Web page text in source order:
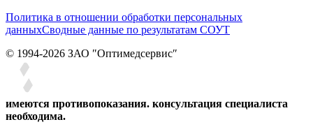
Политика в отношении обработки персональных
данныхСводные данные по результатам СОУТ
© 1994-2026 ЗАО ″Оптимедсервис″
имеются противопоказания. консультация специалиста
необходима.